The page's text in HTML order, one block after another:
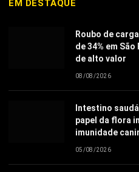
EM DESTAQUE
Roubo de
de 34% em
de alto valor
08/08/2026
Intestino
papel da flora
imunidade
05/08/2026